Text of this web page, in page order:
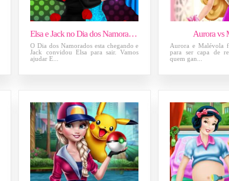
Elsa e Jack no Dia dos Namorados
O Dia dos Namorados esta chegando e
Jack convidou Elsa para sair. Vamos
ajudar E...
Aurora vs
Aurora e Malévola
para ser capa de
quem gan...